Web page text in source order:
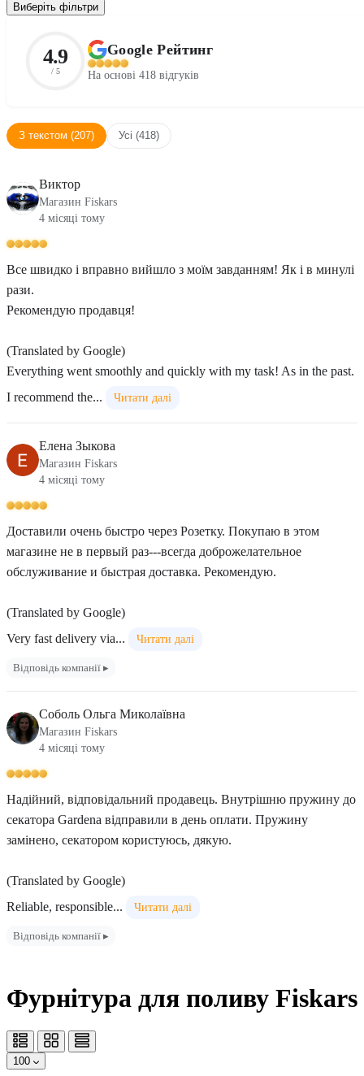
Виберіть фільтри
4.9
/ 5
Google Рейтинг
На основі 418 відгуків
З текстом (207) Усі (418)
Виктор
Магазин Fiskars
4 місяці тому
Все швидко і вправно вийшло з моїм завданням! Як і в минулі
рази.
Рекомендую продавця!
(Translated by Google)
Everything went smoothly and quickly with my task! As in the past.
I recommend the...
Читати далі
Елена Зыкова
Магазин Fiskars
4 місяці тому
Доставили очень быстро через Розетку. Покупаю в этом
магазине не в первый раз---всегда доброжелательное
обслуживание и быстрая доставка. Рекомендую.
(Translated by Google)
Very fast delivery via...
Читати далі
Відповідь компанії ▸
Соболь Ольга Миколаївна
Магазин Fiskars
4 місяці тому
Надійний, відповідальний продавець. Внутрішню пружину до
секатора Gardena відправили в день оплати. Пружину
замінено, секатором користуюсь, дякую.
(Translated by Google)
Reliable, responsible...
Читати далі
Відповідь компанії ▸
Фурнітура для поливу Fiskars
100